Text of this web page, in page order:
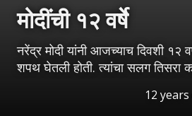
मोदींची १२ वर्षे
नरेंद्र मोदी यांनी आजच्याच दिवशी १२
शपथ घेतली होती. त्यांचा सलग तिसरा
12